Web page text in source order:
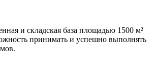
и складская база площадью 1500 м²
принимать и успешно выполнять